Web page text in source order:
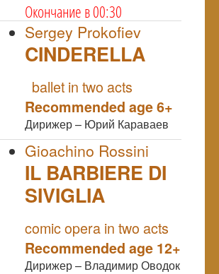
Окончание в 00:30
Sergey Prokofiev
CINDERELLA
ballet in two acts
Recommended age 6+
Дирижер – Юрий Караваев
Gioachino Rossini
IL BARBIERE DI
SIVIGLIA
comic opera in two acts
Recommended age 12+
Дирижер – Владимир Оводок